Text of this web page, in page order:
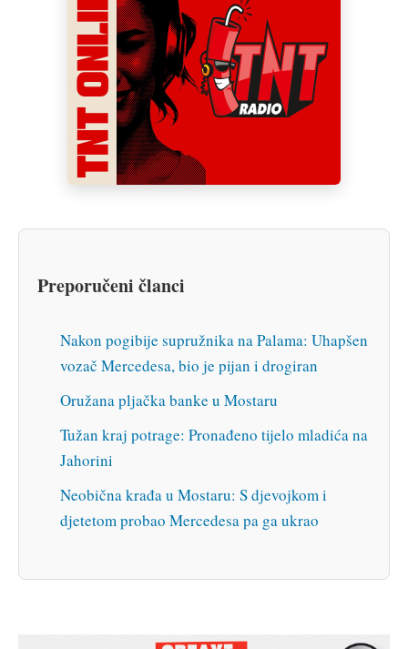
Preporučeni članci
Nakon pogibije supružnika na Palama: Uhapšen
vozač Mercedesa, bio je pijan i drogiran
Oružana pljačka banke u Mostaru
Tužan kraj potrage: Pronađeno tijelo mladića na
Jahorini
Neobična krađa u Mostaru: S djevojkom i
djetetom probao Mercedesa pa ga ukrao